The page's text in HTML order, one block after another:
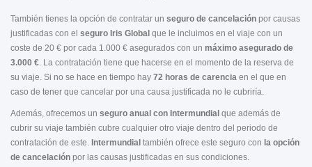
También tienes la opción de contratar un seguro de cancelación por causas
justificadas con el seguro Iris Global que le incluimos en el viaje con un
coste de 20 € por cada 1.000 € asegurados con un máximo asegurado de
3.000 €. La contratación tiene que hacerse en el momento de la reserva de
su viaje. Si no se hace en tiempo hay 72 horas de carencia en el que en
caso de tener que cancelar por una causa justificada no le cubriría.
Además, ofrecemos un seguro anual con Intermundial que además de
cubrir su viaje también cubre cualquier otro viaje dentro del periodo de
contratación de este. Intermundial también ofrece este seguro con la opción
de cancelación por las causas justificadas en sus condiciones.